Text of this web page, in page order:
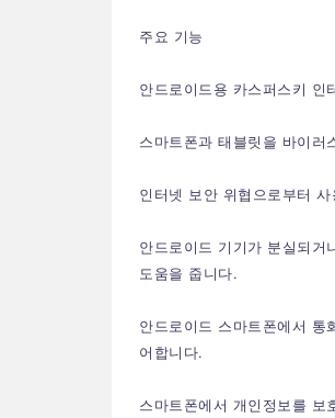
주요 기능
안드로이드용 카스퍼스키 인
스마트폰과 태블릿을 바이
인터넷 보안 위협으로부터
안드로이드 기기가 분실되
도움을 줍니다.
안드로이드 스마트폰에서
어합니다.
스마트폰에서 개인정보를